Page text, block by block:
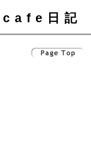
cafe日記